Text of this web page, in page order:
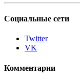
Социальные сети
Twitter
VK
Комментарии